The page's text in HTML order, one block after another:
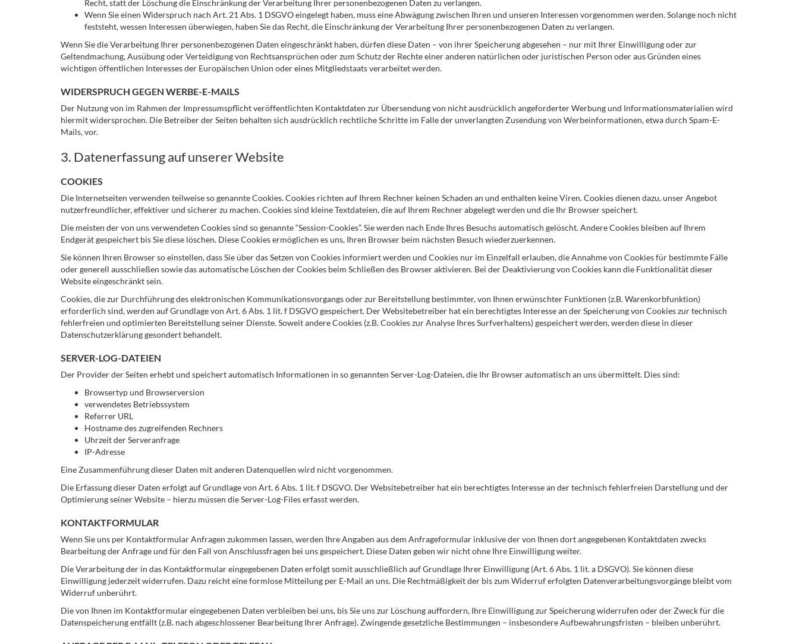
Recht, statt der Löschung die Einschränkung der Verarbeitung Ihrer personenbezogenen Daten zu verlangen.
Wenn Sie einen Widerspruch nach Art. 21 Abs. 1 DSGVO eingelegt haben, muss eine Abwägung zwischen Ihren und unseren Interessen vorgenommen werden. Solange noch nicht
feststeht, wessen Interessen überwiegen, haben Sie das Recht, die Einschränkung der Verarbeitung Ihrer personenbezogenen Daten zu verlangen.
Wenn Sie die Verarbeitung Ihrer personenbezogenen Daten eingeschränkt haben, dürfen diese Daten – von ihrer Speicherung abgesehen – nur mit Ihrer Einwilligung oder zur
Geltendmachung, Ausübung oder Verteidigung von Rechtsansprüchen oder zum Schutz der Rechte einer anderen natürlichen oder juristischen Person oder aus Gründen eines
wichtigen öffentlichen Interesses der Europäischen Union oder eines Mitgliedstaats verarbeitet werden.
WIDERSPRUCH GEGEN WERBE-E-MAILS
Der Nutzung von im Rahmen der Impressumspflicht veröffentlichten Kontaktdaten zur Übersendung von nicht ausdrücklich angeforderter Werbung und Informationsmaterialien wird
hiermit widersprochen. Die Betreiber der Seiten behalten sich ausdrücklich rechtliche Schritte im Falle der unverlangten Zusendung von Werbeinformationen, etwa durch Spam-E-
Mails, vor.
3. Datenerfassung auf unserer Website
COOKIES
Die Internetseiten verwenden teilweise so genannte Cookies. Cookies richten auf Ihrem Rechner keinen Schaden an und enthalten keine Viren. Cookies dienen dazu, unser Angebot
nutzerfreundlicher, effektiver und sicherer zu machen. Cookies sind kleine Textdateien, die auf Ihrem Rechner abgelegt werden und die Ihr Browser speichert.
Die meisten der von uns verwendeten Cookies sind so genannte “Session-Cookies”. Sie werden nach Ende Ihres Besuchs automatisch gelöscht. Andere Cookies bleiben auf Ihrem
Endgerät gespeichert bis Sie diese löschen. Diese Cookies ermöglichen es uns, Ihren Browser beim nächsten Besuch wiederzuerkennen.
Sie können Ihren Browser so einstellen, dass Sie über das Setzen von Cookies informiert werden und Cookies nur im Einzelfall erlauben, die Annahme von Cookies für bestimmte Fälle
oder generell ausschließen sowie das automatische Löschen der Cookies beim Schließen des Browser aktivieren. Bei der Deaktivierung von Cookies kann die Funktionalität dieser
Website eingeschränkt sein.
Cookies, die zur Durchführung des elektronischen Kommunikationsvorgangs oder zur Bereitstellung bestimmter, von Ihnen erwünschter Funktionen (z.B. Warenkorbfunktion)
erforderlich sind, werden auf Grundlage von Art. 6 Abs. 1 lit. f DSGVO gespeichert. Der Websitebetreiber hat ein berechtigtes Interesse an der Speicherung von Cookies zur technisch
fehlerfreien und optimierten Bereitstellung seiner Dienste. Soweit andere Cookies (z.B. Cookies zur Analyse Ihres Surfverhaltens) gespeichert werden, werden diese in dieser
Datenschutzerklärung gesondert behandelt.
SERVER-LOG-DATEIEN
Der Provider der Seiten erhebt und speichert automatisch Informationen in so genannten Server-Log-Dateien, die Ihr Browser automatisch an uns übermittelt. Dies sind:
Browsertyp und Browserversion
verwendetes Betriebssystem
Referrer URL
Hostname des zugreifenden Rechners
Uhrzeit der Serveranfrage
IP-Adresse
Eine Zusammenführung dieser Daten mit anderen Datenquellen wird nicht vorgenommen.
Die Erfassung dieser Daten erfolgt auf Grundlage von Art. 6 Abs. 1 lit. f DSGVO. Der Websitebetreiber hat ein berechtigtes Interesse an der technisch fehlerfreien Darstellung und der
Optimierung seiner Website – hierzu müssen die Server-Log-Files erfasst werden.
KONTAKTFORMULAR
Wenn Sie uns per Kontaktformular Anfragen zukommen lassen, werden Ihre Angaben aus dem Anfrageformular inklusive der von Ihnen dort angegebenen Kontaktdaten zwecks
Bearbeitung der Anfrage und für den Fall von Anschlussfragen bei uns gespeichert. Diese Daten geben wir nicht ohne Ihre Einwilligung weiter.
Die Verarbeitung der in das Kontaktformular eingegebenen Daten erfolgt somit ausschließlich auf Grundlage Ihrer Einwilligung (Art. 6 Abs. 1 lit. a DSGVO). Sie können diese
Einwilligung jederzeit widerrufen. Dazu reicht eine formlose Mitteilung per E-Mail an uns. Die Rechtmäßigkeit der bis zum Widerruf erfolgten Datenverarbeitungsvorgänge bleibt vom
Widerruf unberührt.
Die von Ihnen im Kontaktformular eingegebenen Daten verbleiben bei uns, bis Sie uns zur Löschung auffordern, Ihre Einwilligung zur Speicherung widerrufen oder der Zweck für die
Datenspeicherung entfällt (z.B. nach abgeschlossener Bearbeitung Ihrer Anfrage). Zwingende gesetzliche Bestimmungen – insbesondere Aufbewahrungsfristen – bleiben unberührt.